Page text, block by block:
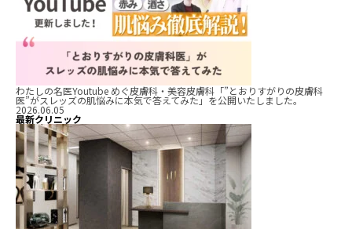
わたしの名医Youtube めぐ皮膚科・美容皮膚科「”とおりすがりの皮膚科
医”がスレッズの肌悩みに本気で答えてみた」を公開いたしました。
2026.06.05
最新クリニック